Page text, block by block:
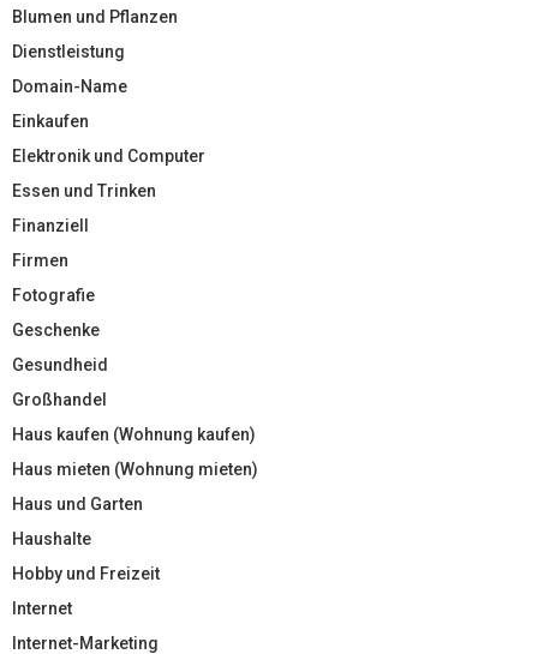
Blumen und Pflanzen
Dienstleistung
Domain-Name
Einkaufen
Elektronik und Computer
Essen und Trinken
Finanziell
Firmen
Fotografie
Geschenke
Gesundheid
Großhandel
Haus kaufen (Wohnung kaufen)
Haus mieten (Wohnung mieten)
Haus und Garten
Haushalte
Hobby und Freizeit
Internet
Internet-Marketing